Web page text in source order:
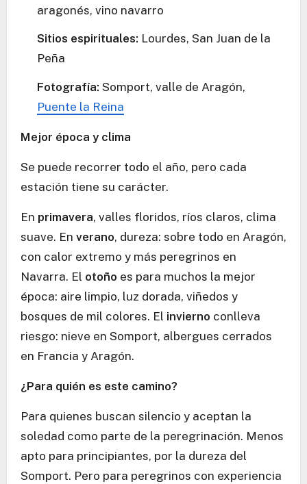
aragonés, vino navarro
Sitios espirituales: Lourdes, San Juan de la
Peña
Fotografía: Somport, valle de Aragón,
Puente la Reina
Mejor época y clima
Se puede recorrer todo el año, pero cada
estación tiene su carácter.
En primavera, valles floridos, ríos claros, clima
suave. En verano, dureza: sobre todo en Aragón,
con calor extremo y más peregrinos en
Navarra. El otoño es para muchos la mejor
época: aire limpio, luz dorada, viñedos y
bosques de mil colores. El invierno conlleva
riesgo: nieve en Somport, albergues cerrados
en Francia y Aragón.
¿Para quién es este camino?
Para quienes buscan silencio y aceptan la
soledad como parte de la peregrinación. Menos
apto para principiantes, por la dureza del
Somport. Pero para peregrinos con experiencia